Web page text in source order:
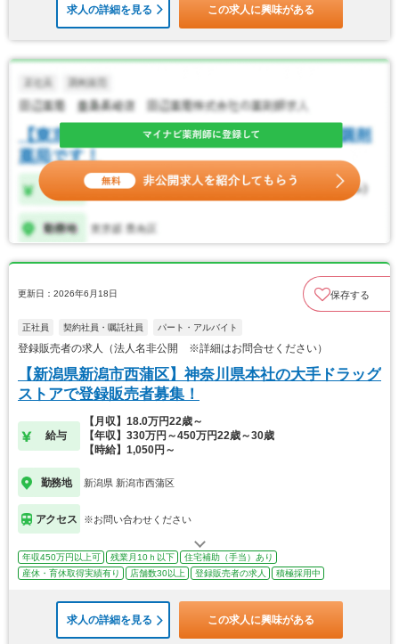
求人の詳細を見る この求人に興味がある
更新日：2026年6月18日 保存する
正社員 契約社員・嘱託社員 パート・アルバイト
登録販売者の求人（法人名非公開 ※詳細はお問合せください）
【新潟県新潟市西蒲区】神奈川県本社の大手ドラッグ
ストアで登録販売者募集！
給与
【月収】18.0万円22歳～
【年収】330万円～450万円22歳～30歳
【時給】1,050円～
勤務地 新潟県 新潟市西蒲区
アクセス ※お問い合わせください
年収450万円以上可 残業月10ｈ以下
住宅補助（手当）あり
産休・育休取得実績有り
店舗数30以上 登録販売者の求人 積極採用中
求人の詳細を見る この求人に興味がある